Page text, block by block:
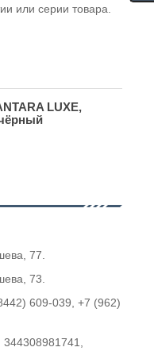
или серии товара.
LUXE,
77.
73.
609-039, +7 (962)